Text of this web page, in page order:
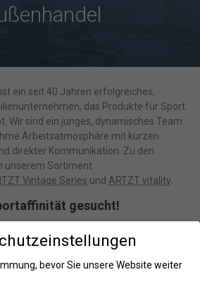
ein seit 40 Jahren erfolgreiches,
das Produkte für Sport
Wir sind ein junges, dynamisches Team
Arbeitsatmosphäre mit kurzen
direkter Kommunikation. Zu den
unserem Sortiment
Vintage Series und ARTZT vitality
gesucht!
Abteilungen, wie z.B. Vertrieb,
Buchhaltung, Lager und Logistik
und Kundenbetreuung
bevor Sie unsere Website weiter